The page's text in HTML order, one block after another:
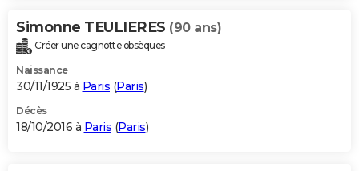
Simonne TEULIERES (90 ans)
Créer une cagnotte obsèques
Naissance
30/11/1925 à Paris (Paris)
Décès
18/10/2016 à Paris (Paris)